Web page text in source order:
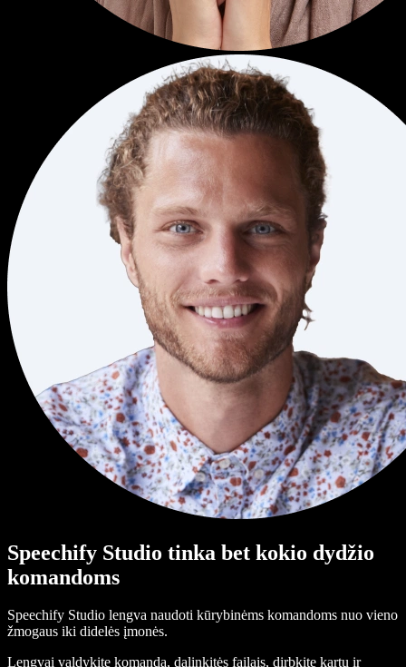
Speechify Studio tinka bet kokio dydžio
komandoms
Speechify Studio lengva naudoti kūrybinėms komandoms nuo vieno
žmogaus iki didelės įmonės.
Lengvai valdykite komandą, dalinkitės failais, dirbkite kartu ir